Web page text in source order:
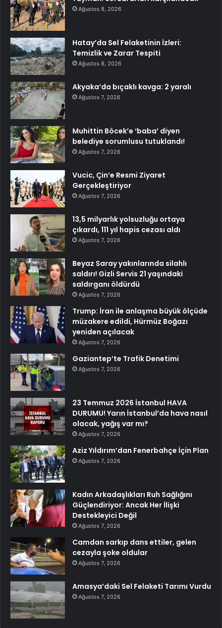
Ağustos 8, 2026
Hatay’da Sel Felaketinin İzleri:
Temizlik ve Zarar Tespiti
Ağustos 8, 2026
Akyaka’da bıçaklı kavga: 2 yaralı
Ağustos 7, 2026
Muhittin Böcek’e ‘baba’ diyen
belediye sorumlusu tutuklandı!
Ağustos 7, 2026
Vucic, Çin’e Resmi Ziyaret
Gerçekleştiriyor
Ağustos 7, 2026
13,5 milyarlık yolsuzluğu ortaya
çıkardı, 111 yıl hapis cezası aldı
Ağustos 7, 2026
Beyaz Saray yakınlarında silahlı
saldırı! Gizli Servis 21 yaşındaki
saldırganı öldürdü
Ağustos 7, 2026
Trump: İran ile anlaşma büyük ölçüde
müzakere edildi, Hürmüz Boğazı
yeniden açılacak
Ağustos 7, 2026
Gaziantep’te Trafik Denetimi
Ağustos 7, 2026
23 Temmuz 2026 İstanbul HAVA
DURUMU! Yarın İstanbul’da hava nasıl
olacak, yağış var mı?
Ağustos 7, 2026
Aziz Yıldırım’dan Fenerbahçe İçin Plan
Ağustos 7, 2026
Kadın Arkadaşlıkları Ruh Sağlığını
Güçlendiriyor: Ancak Her İlişki
Destekleyici Değil
Ağustos 7, 2026
Camdan sarkıp dans ettiler, gelen
cezayla şoke oldular
Ağustos 7, 2026
Amasya’daki Sel Felaketi Tarımı Vurdu
Ağustos 7, 2026